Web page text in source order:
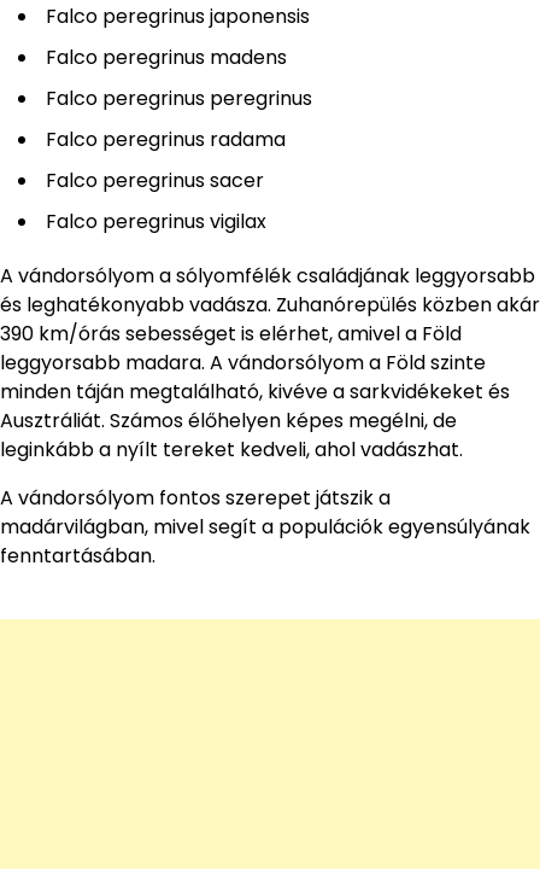
Falco peregrinus japonensis
Falco peregrinus madens
Falco peregrinus peregrinus
Falco peregrinus radama
Falco peregrinus sacer
Falco peregrinus vigilax
A vándorsólyom a sólyomfélék családjának leggyorsabb
és leghatékonyabb vadásza. Zuhanórepülés közben akár
390 km/órás sebességet is elérhet, amivel a Föld
leggyorsabb madara. A vándorsólyom a Föld szinte
minden táján megtalálható, kivéve a sarkvidékeket és
Ausztráliát. Számos élőhelyen képes megélni, de
leginkább a nyílt tereket kedveli, ahol vadászhat.
A vándorsólyom fontos szerepet játszik a
madárvilágban, mivel segít a populációk egyensúlyának
fenntartásában.